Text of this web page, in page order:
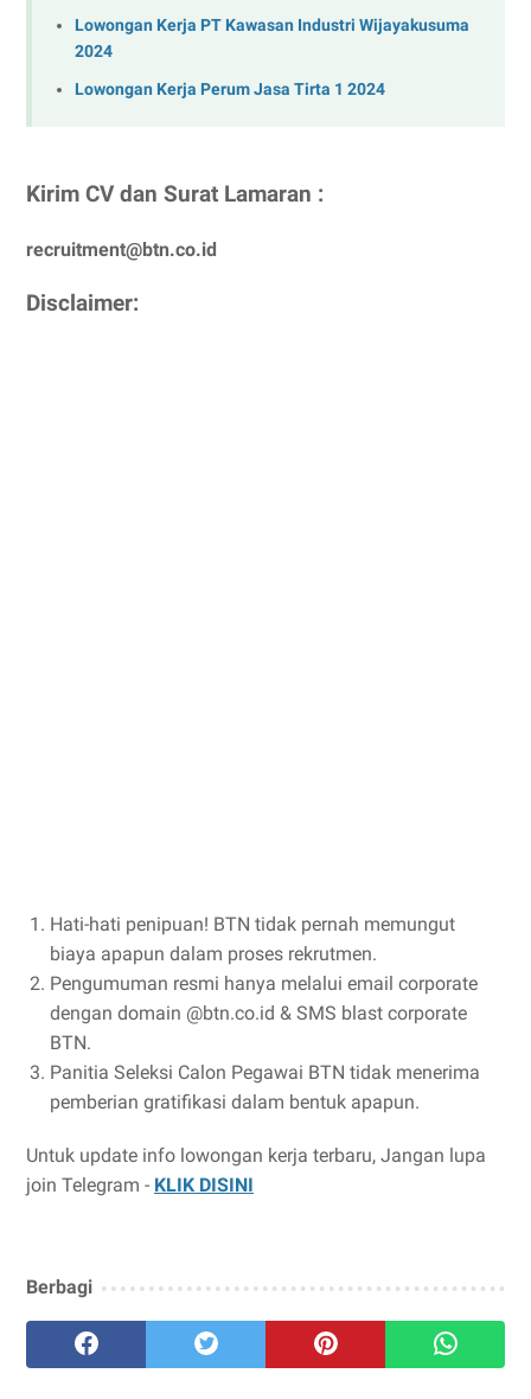
Lowongan Kerja PT Kawasan Industri Wijayakusuma
2024
Lowongan Kerja Perum Jasa Tirta 1 2024
Kirim CV dan Surat Lamaran :
recruitment@btn.co.id
Disclaimer:⁣
Hati-hati penipuan!⁣ BTN tidak pernah memungut
biaya apapun dalam proses rekrutmen.⁣
⁠Pengumuman resmi hanya melalui email corporate
dengan domain @btn.co.id & SMS blast corporate
BTN.⁣
⁠Panitia Seleksi Calon Pegawai BTN tidak menerima
pemberian gratifikasi dalam bentuk apapun.⁣
Untuk update info lowongan kerja terbaru, Jangan lupa
join Telegram - KLIK DISINI
Berbagi